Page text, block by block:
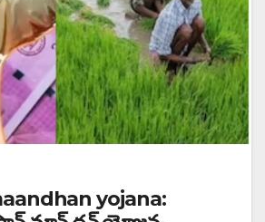
yojana: